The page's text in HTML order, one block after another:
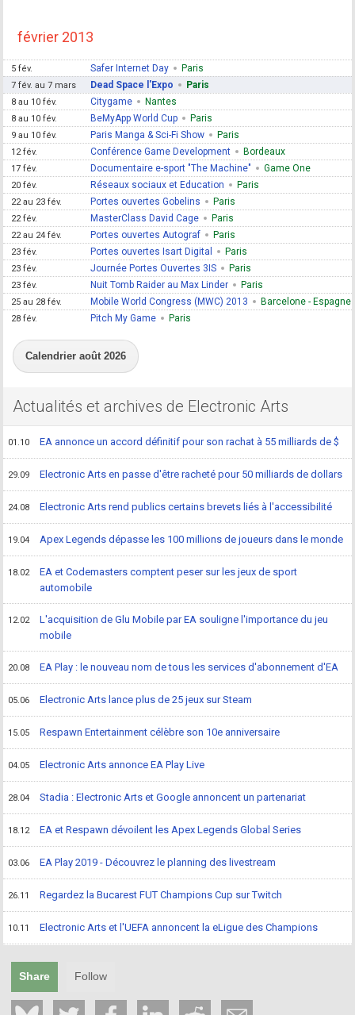
février 2013
5 fév. Safer Internet Day Paris
7 fév. au 7 mars Dead Space l'Expo Paris
8 au 10 fév. Citygame Nantes
8 au 10 fév. BeMyApp World Cup Paris
9 au 10 fév. Paris Manga & Sci-Fi Show Paris
12 fév. Conférence Game Development Bordeaux
17 fév. Documentaire e-sport "The Machine" Game One
20 fév. Réseaux sociaux et Education Paris
22 au 23 fév. Portes ouvertes Gobelins Paris
22 fév. MasterClass David Cage Paris
22 au 24 fév. Portes ouvertes Autograf Paris
23 fév. Portes ouvertes Isart Digital Paris
23 fév. Journée Portes Ouvertes 3IS Paris
23 fév. Nuit Tomb Raider au Max Linder Paris
25 au 28 fév. Mobile World Congress (MWC) 2013 Barcelone - Espagne
28 fév. Pitch My Game Paris
Calendrier août 2026
Actualités et archives de Electronic Arts
01.10 EA annonce un accord définitif pour son rachat à 55 milliards de $
29.09 Electronic Arts en passe d'être racheté pour 50 milliards de dollars
24.08 Electronic Arts rend publics certains brevets liés à l'accessibilité
19.04 Apex Legends dépasse les 100 millions de joueurs dans le monde
18.02
EA et Codemasters comptent peser sur les jeux de sport
automobile
12.02
L'acquisition de Glu Mobile par EA souligne l'importance du jeu
mobile
20.08 EA Play : le nouveau nom de tous les services d'abonnement d'EA
05.06 Electronic Arts lance plus de 25 jeux sur Steam
15.05 Respawn Entertainment célèbre son 10e anniversaire
04.05 Electronic Arts annonce EA Play Live
28.04 Stadia : Electronic Arts et Google annoncent un partenariat
18.12 EA et Respawn dévoilent les Apex Legends Global Series
03.06 EA Play 2019 - Découvrez le planning des livestream
26.11 Regardez la Bucarest FUT Champions Cup sur Twitch
10.11 Electronic Arts et l'UEFA annoncent la eLigue des Champions
Share Follow